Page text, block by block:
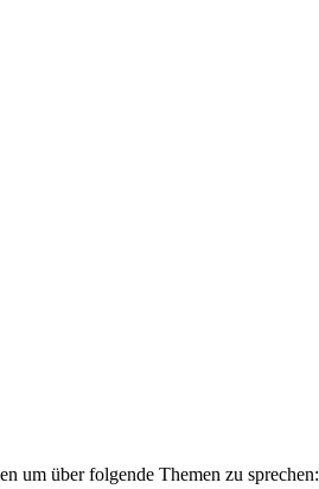
um über folgende Themen zu sprechen: